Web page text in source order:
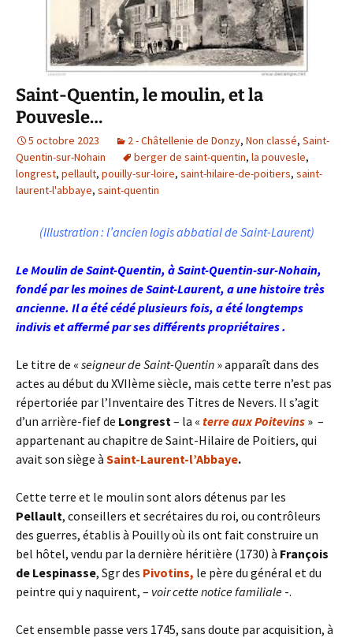
Saint-Quentin, le moulin, et la
Pouvesle…
5 octobre 2023 2 - Châtellenie de Donzy, Non classé, Saint-
Quentin-sur-Nohain
berger de saint-quentin, la pouvesle,
longrest, pellault, pouilly-sur-loire, saint-hilaire-de-poitiers, saint-
laurent-l'abbaye, saint-quentin
(Illustration : l’ancien logis abbatial de Saint-Laurent)
Le Moulin de Saint-Quentin, à Saint-Quentin-sur-Nohain,
fondé par les moines de Saint-Laurent, a une histoire très
ancienne. Il a été cédé plusieurs fois, a été longtemps
indivis et affermé par ses différents propriétaires .
Le titre de « seigneur de Saint-Quentin » apparaît dans des
actes au début du XVIIème siècle, mais cette terre n’est pas
répertoriée par l’Inventaire des Titres de Nevers. Il s’agit
d’un arrière-fief de Longrest– la « terre aux Poitevins » –
appartenant au chapitre de Saint-Hilaire de Poitiers, qui
avait son siège à Saint-Laurent-l’Abbaye.
Cette terre et le moulin sont alors détenus par les
Pellault, conseillers et secrétaires du roi, ou contrôleurs
des guerres, établis à Pouilly où ils ont fait construire un
bel hôtel, vendu par la dernière héritière (1730) à François
de Lespinasse, Sgr des Pivotins, le père du général et du
peintre qui y naquirent, – voir cette notice familiale -.
Cet ensemble passe vers 1745, sans doute par acquisition, à